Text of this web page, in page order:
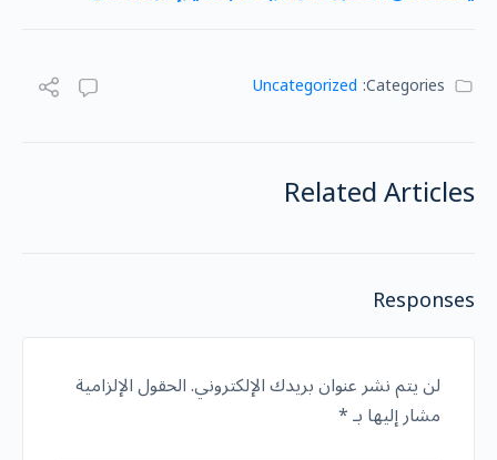
Categories:
Uncategorized
Related Articles
Responses
لن يتم نشر عنوان بريدك الإلكتروني.الحقول الإلزامية
مشار إليها بـ*